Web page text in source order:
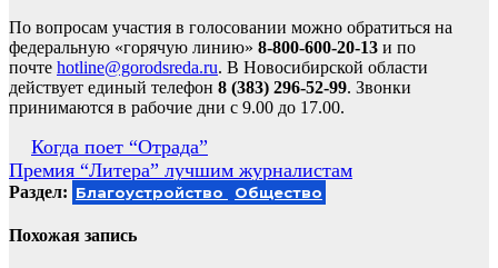
По вопросам участия в голосовании можно обратиться на
федеральную «горячую линию» 8-800-600-20-13 и по
почте hotline@gorodsreda.ru. В Новосибирской области
действует единый телефон 8 (383) 296-52-99. Звонки
принимаются в рабочие дни с 9.00 до 17.00.
Навигация
по
записям
Когда поет “Отрада”
Премия “Литера” лучшим журналистам
Раздел: Благоустройство Общество
Похожая запись